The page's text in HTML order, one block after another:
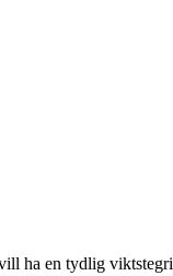
ha en tydlig